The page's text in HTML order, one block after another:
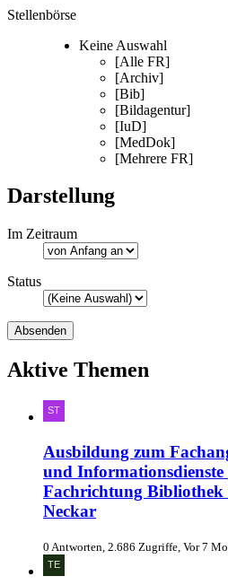
Stellenbörse
Keine Auswahl
[Alle FR]
[Archiv]
[Bib]
[Bildagentur]
[IuD]
[MedDok]
[Mehrere FR]
Darstellung
Im Zeitraum
Status
Aktive Themen
Ausbildung zum
und Informationsdienste
Fachrichtung
Neckar
0 Antworten, 2.686 Zugriffe, Vor 7